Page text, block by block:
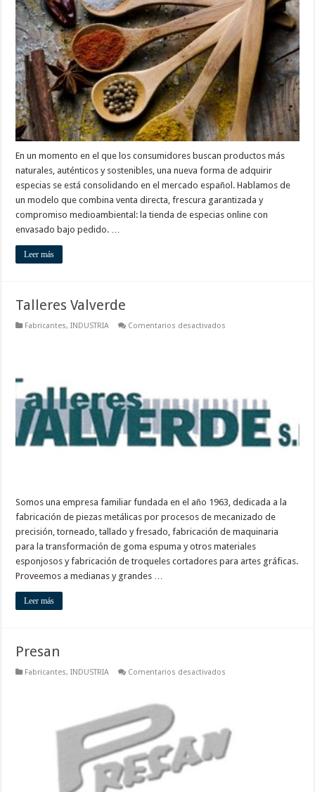
de
especias
que
apuesta
por
la
frescura
y
la
sostenibilidad
En un momento en el que los consumidores buscan productos más
naturales, auténticos y sostenibles, una nueva forma de adquirir
especias se está consolidando en el mercado español. Hablamos de
un modelo que combina venta directa, frescura garantizada y
compromiso medioambiental: la tienda de especias online con
envasado bajo pedido. …
Leer más
Talleres Valverde
Fabricantes,INDUSTRIA Comentarios desactivados
Somos una empresa familiar fundada en el año 1963, dedicada a la
fabricación de piezas metálicas por procesos de mecanizado de
precisión, torneado, tallado y fresado, fabricación de maquinaria
para la transformación de goma espuma y otros materiales
esponjosos y fabricación de troqueles cortadores para artes gráficas.
Proveemos a medianas y grandes …
Leer más
Presan
Fabricantes,INDUSTRIA Comentarios desactivados